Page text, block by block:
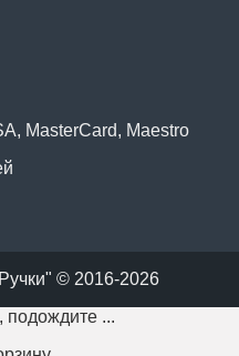
© 2016-2026
подождите ...